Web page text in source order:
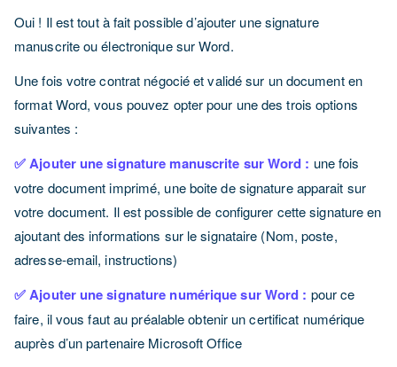
Oui ! Il est tout à fait possible d’ajouter une signature
manuscrite ou électronique sur Word.
Une fois votre contrat négocié et validé sur un document en
format Word, vous pouvez opter pour une des trois options
suivantes :
✅ Ajouter une signature manuscrite sur Word : une fois
votre document imprimé, une boite de signature apparait sur
votre document. Il est possible de configurer cette signature en
ajoutant des informations sur le signataire (Nom, poste,
adresse-email, instructions)
✅ Ajouter une signature numérique sur Word : pour ce
faire, il vous faut au préalable obtenir un certificat numérique
auprès d’un partenaire Microsoft Office